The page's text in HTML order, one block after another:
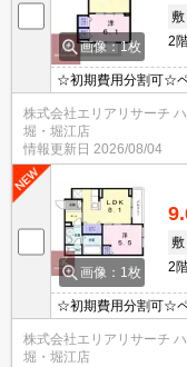
画像：1枚
敷
2
☆初期費用分割可☆
株式会社エリアリサーチ
堀・堀江店
情報更新日 2026/08/04
画像：1枚
敷
2
☆初期費用分割可☆
株式会社エリアリサーチ
堀・堀江店